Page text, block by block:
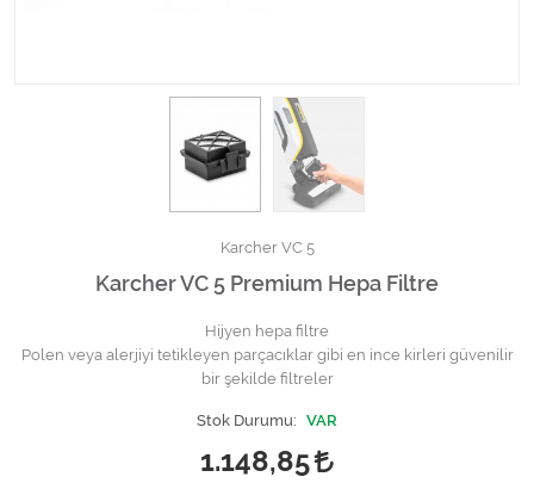
Karcher VC 5
Karcher VC 5 Premium Hepa Filtre
Hijyen hepa filtre
Polen veya alerjiyi tetikleyen parçacıklar gibi en ince kirleri güvenilir
bir şekilde filtreler
Stok Durumu: VAR
1.148,85